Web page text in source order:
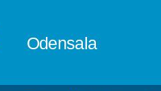
Odensala